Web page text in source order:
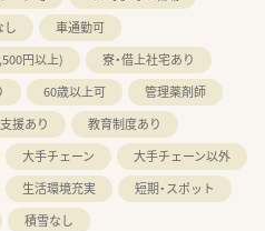
し
車通勤可
円以上)
寮・借上社宅あり
60歳以上可
管理薬剤師
援あり
教育制度あり
大手チェーン
大手チェーン以外
生活環境充実
短期・スポット
積雪なし